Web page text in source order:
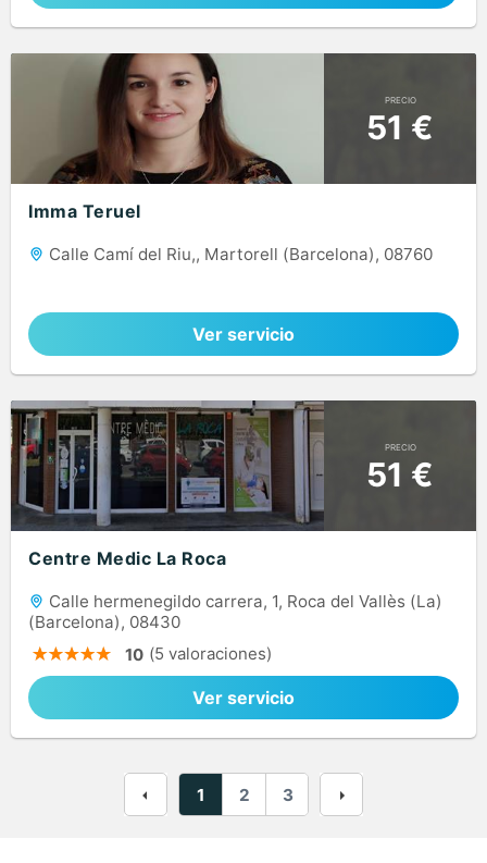
PRECIO
51 €
Imma Teruel
Calle Camí del Riu,, Martorell (Barcelona), 08760
Ver servicio
PRECIO
51 €
Centre Medic La Roca
Calle hermenegildo carrera, 1, Roca del Vallès (La)
(Barcelona), 08430
10 (5 valoraciones)
Ver servicio
1 2 3